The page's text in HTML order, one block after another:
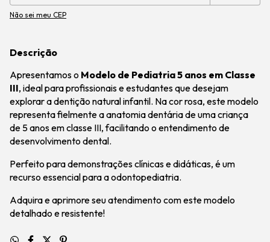
Não sei meu CEP
Descrição
Apresentamos o Modelo de Pediatria 5 anos em Classe
III, ideal para profissionais e estudantes que desejam
explorar a dentição natural infantil. Na cor rosa, este modelo
representa fielmente a anatomia dentária de uma criança
de 5 anos em classe III, facilitando o entendimento de
desenvolvimento dental.
Perfeito para demonstrações clínicas e didáticas, é um
recurso essencial para a odontopediatria.
Adquira e aprimore seu atendimento com este modelo
detalhado e resistente!